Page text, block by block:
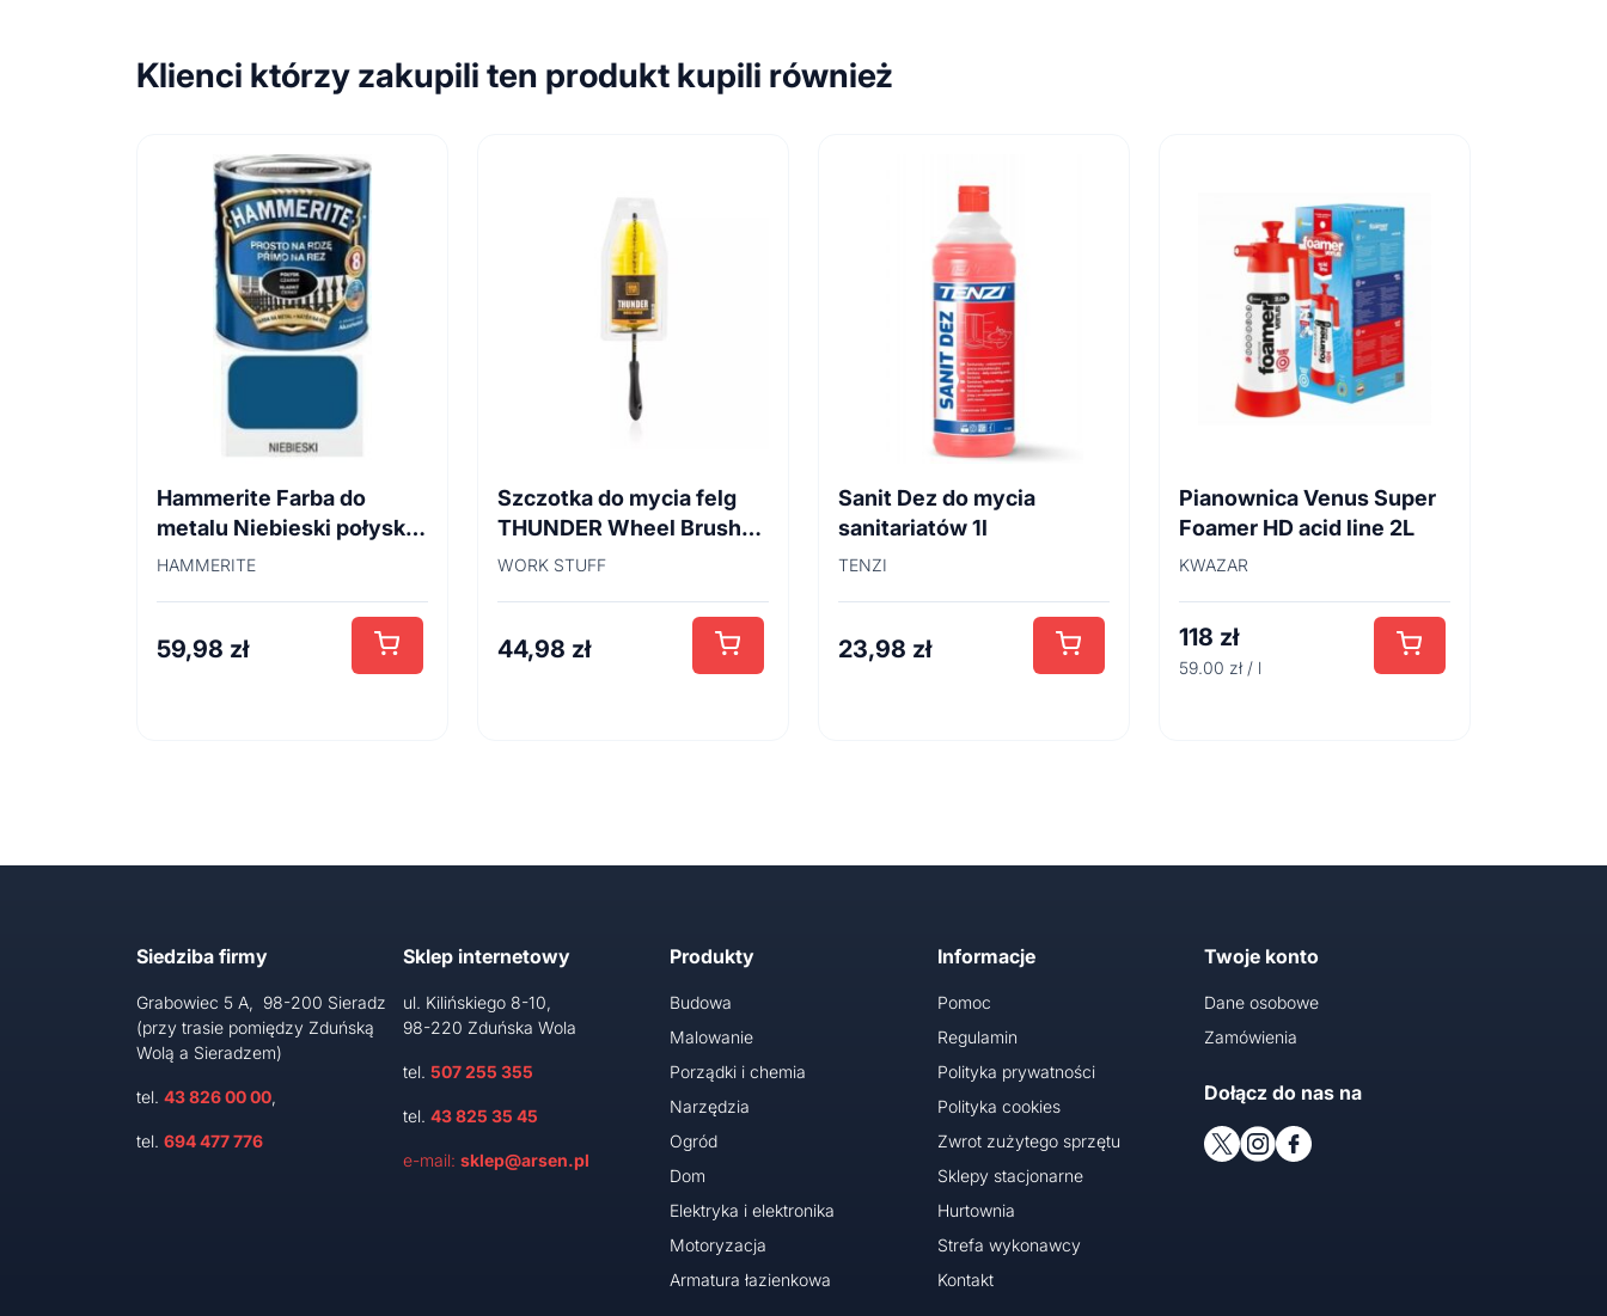
Klienci którzy zakupili ten produkt kupili również
Hammerite Farba do
metalu Niebieski połysk
0,7 l
HAMMERITE
59,98 zł
Szczotka do mycia felg
THUNDER Wheel Brush
45cm
WORK STUFF
44,98 zł
Sanit Dez do mycia
sanitariatów 1l
TENZI
23,98 zł
Pianownica Venus Super
Foamer HD acid line 2L
KWAZAR
118 zł
59.00 zł / l
Siedziba firmy
Grabowiec 5 A, 98-200 Sieradz
(przy trasie pomiędzy Zduńską
Wolą a Sieradzem)
tel. 43 826 00 00,
tel. 694 477 776
Sklep internetowy
ul. Kilińskiego 8-10,
98-220 Zduńska Wola
tel.507 255 355
tel.43 825 35 45
e-mail:sklep@arsen.pl
Produkty
Budowa
Malowanie
Porządki i chemia
Narzędzia
Ogród
Dom
Elektryka i elektronika
Motoryzacja
Armatura łazienkowa
Informacje
Pomoc
Regulamin
Polityka prywatności
Polityka cookies
Zwrot zużytego sprzętu
Sklepy stacjonarne
Hurtownia
Strefa wykonawcy
Kontakt
Twoje konto
Dane osobowe
Zamówienia
Dołącz do nas na